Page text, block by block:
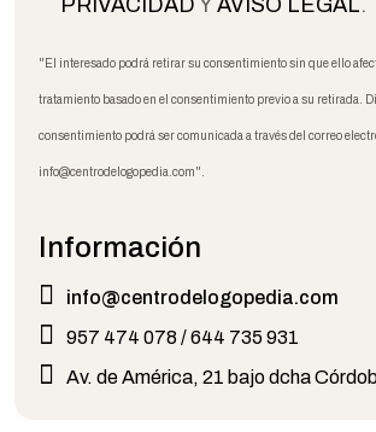
"El interesado podrá retirar su consentimiento sin que ello
tratamiento basado en el consentimiento previo a su retirada.
consentimiento podrá ser comunicada a través del correo
info@centrodelogopedia.com".
Información
info@centrodelogopedia.com
957 474 078 / 644 735 931
Av. de América, 21 bajo dcha